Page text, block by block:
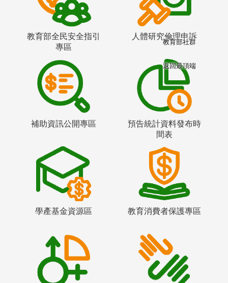
教育部全民安全指引
專區
人體研究倫理申訴
補助資訊公開專區
預告統計資料發布時
間表
學產基金資源區 教育消費者保護專區
教育部社群
返回最頂端